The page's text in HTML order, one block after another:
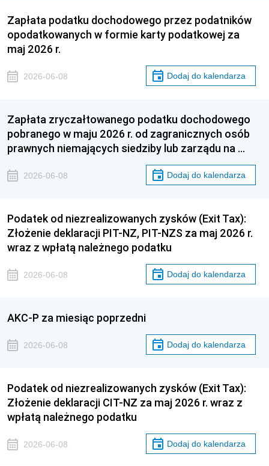
Zapłata podatku dochodowego przez podatników
opodatkowanych w formie karty podatkowej za
maj 2026 r.
2026-06-08 Dodaj do kalendarza
Zapłata zryczałtowanego podatku dochodowego
pobranego w maju 2026 r. od zagranicznych osób
prawnych niemających siedziby lub zarządu na …
2026-06-08 Dodaj do kalendarza
Podatek od niezrealizowanych zysków (Exit Tax):
Złożenie deklaracji PIT-NZ, PIT-NZS za maj 2026 r.
wraz z wpłatą należnego podatku
2026-06-08 Dodaj do kalendarza
AKC-P za miesiąc poprzedni
2026-06-08 Dodaj do kalendarza
Podatek od niezrealizowanych zysków (Exit Tax):
Złożenie deklaracji CIT-NZ za maj 2026 r. wraz z
wpłatą należnego podatku
2026-06-08 Dodaj do kalendarza